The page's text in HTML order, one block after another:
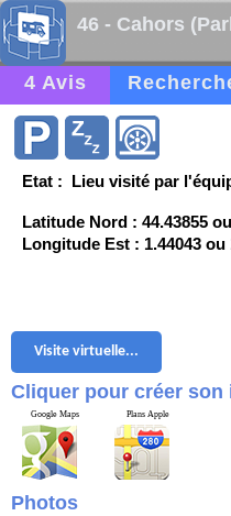
46 - Cahors
4 Avis
Etat : Lieu visité par
Latitude Nord : 44.43855
Longitude Est : 1.44043
Visite virtuelle...
Cliquer pour créer son
Google Maps Plans Apple
Photos